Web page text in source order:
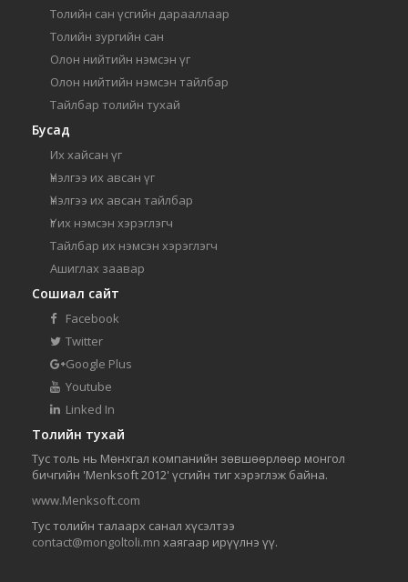
Толийн сан үсгийн дарааллаар
Толийн зургийн сан
Олон нийтийн нэмсэн үг
Олон нийтийн нэмсэн тайлбар
Тайлбар толийн тухай
Бусад
Их хайсан үг
Үнэлгээ их авсан үг
Үнэлгээ их авсан тайлбар
Үг их нэмсэн хэрэглэгч
Тайлбар их нэмсэн хэрэглэгч
Ашиглах заавар
Сошиал сайт
Facebook
Twitter
Google Plus
Youtube
Linked In
Толийн тухай
Тус толь нь Мөнхгал компанийн зөвшөөрлөөр монгол
бичгийн 'Menksoft 2012' үсгийн тиг хэрэглэж байна.
www.Menksoft.com
Тус толийн талаарх санал хүсэлтээ
contact@mongoltoli.mn хаягаар ирүүлнэ үү.